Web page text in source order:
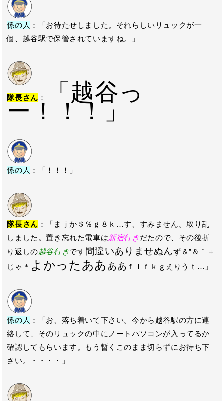
係の人 ：「お待たせしました。それらしいリュックが一
個、越谷駅で保管されていますね。」
隊長さん ： 「越谷っ
ー！！！」
係の人 ：「！！！」
隊長さん ：「まｊか＄％ｇ８ｋ…す、すみません。取り乱
しました。置き忘れた電車は新宿行きだたので、その後折
り返しの越谷行きです 間違いありませぬんず＆”＆｀＋
じゃ＊ よかったああ ああ ｆｌｆｋｇえりうｔ…」
係の人 ：「お、落ち着いて下さい。今から越谷駅の方に連
絡して、そのリュックの中にノートパソコンが入ってるか
確認してもらいます。もう暫くこのまま切らずにお待ち下
さい。・・・・」